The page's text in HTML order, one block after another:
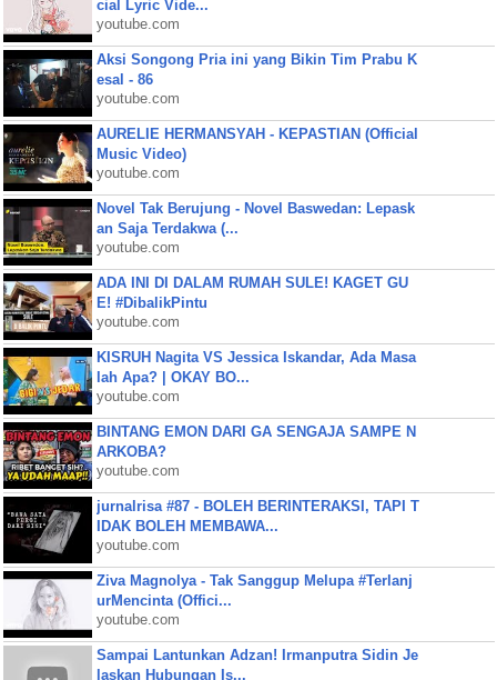
cial Lyric Vide...
youtube.com
Aksi Songong Pria ini yang Bikin Tim Prabu K
esal - 86
youtube.com
AURELIE HERMANSYAH - KEPASTIAN (Official
Music Video)
youtube.com
Novel Tak Berujung - Novel Baswedan: Lepask
an Saja Terdakwa (...
youtube.com
ADA INI DI DALAM RUMAH SULE! KAGET GU
E! #DibalikPintu
youtube.com
KISRUH Nagita VS Jessica Iskandar, Ada Masa
lah Apa? | OKAY BO...
youtube.com
BINTANG EMON DARI GA SENGAJA SAMPE N
ARKOBA?
youtube.com
jurnalrisa #87 - BOLEH BERINTERAKSI, TAPI T
IDAK BOLEH MEMBAWA...
youtube.com
Ziva Magnolya - Tak Sanggup Melupa #Terlanj
urMencinta (Offici...
youtube.com
Sampai Lantunkan Adzan! Irmanputra Sidin Je
laskan Hubungan Is...